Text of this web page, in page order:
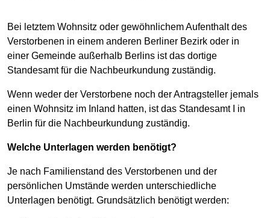
Bei letztem Wohnsitz oder gewöhnlichem Aufenthalt des
Verstorbenen in einem anderen Berliner Bezirk oder in
einer Gemeinde außerhalb Berlins ist das dortige
Standesamt für die Nachbeurkundung zuständig.
Wenn weder der Verstorbene noch der Antragsteller jemals
einen Wohnsitz im Inland hatten, ist das Standesamt I in
Berlin für die Nachbeurkundung zuständig.
Welche Unterlagen werden benötigt?
Je nach Familienstand des Verstorbenen und der
persönlichen Umstände werden unterschiedliche
Unterlagen benötigt. Grundsätzlich benötigt werden: